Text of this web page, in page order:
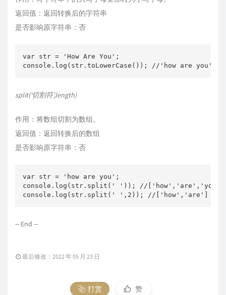
返回值：返回转换后的字符串
是否影响原字符串：否
var str = 'How Are You';
split('切割符',length)
作用：将数组切割为数组。
返回值：返回转换后的数组
是否影响原字符串：否
var str = 'how are you';
console.log(str.split(' ')); //['how','are','you'] 以空格作
console.log(str.split(' ',2)); //['how','are'] 以空格作为切割
-- End --
最后修改：2022 年 05 月 23 日
打赏 赞